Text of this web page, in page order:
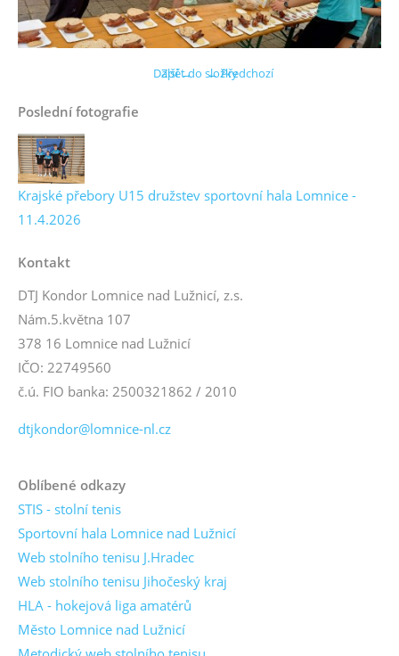
← Předchozí
Další →
Zpět do složky
Poslední fotografie
Krajské přebory U15 družstev sportovní hala Lomnice -
11.4.2026
Kontakt
DTJ Kondor Lomnice nad Lužnicí, z.s.
Nám.5.května 107
378 16 Lomnice nad Lužnicí
IČO: 22749560
č.ú. FIO banka: 2500321862 / 2010
dtjkondor@lomnice-nl.cz
Oblíbené odkazy
STIS - stolní tenis
Sportovní hala Lomnice nad Lužnicí
Web stolního tenisu J.Hradec
Web stolního tenisu Jihočeský kraj
HLA - hokejová liga amatérů
Město Lomnice nad Lužnicí